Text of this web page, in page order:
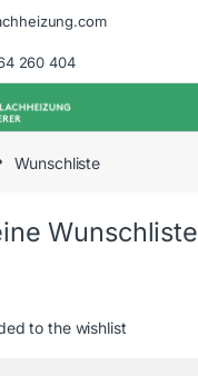
260 404
Wunschliste
Wunschliste
to the wishlist